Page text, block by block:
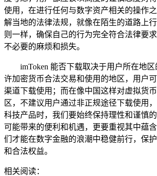
使用，在进行任何与数字资产相关的操作
解当地的法律法规，就像在陌生的道路上
则一样，确保自己的行为完全符合法律要
不必要的麻烦和损失。
imToken 能否下载取决于用户所在地
许加密货币合法交易和使用的地区，用户
渠道下载使用；而在像中国这样对虚拟货
区，不建议用户通过非正规途径下载使用
科技产品时，我们要始终保持理性和谨慎
可能带来的便利和机遇，更要重视其中蕴
们才能在数字金融的浪潮中稳健前行，保
和合法权益。
相关阅读：